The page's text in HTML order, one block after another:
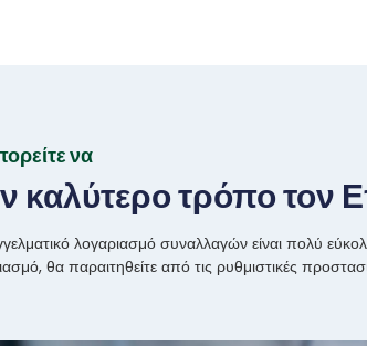
να
καλύτερο τρόπο
λογαριασμό συναλλαγών είναι πολύ
θα παραιτηθείτε από τις ρυθμιστικές